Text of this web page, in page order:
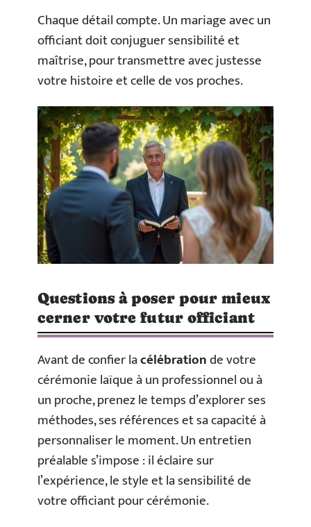
Chaque détail compte. Un mariage avec un
officiant doit conjuguer sensibilité et
maîtrise, pour transmettre avec justesse
votre histoire et celle de vos proches.
Questions à poser pour mieux
cerner votre futur officiant
Avant de confier lacélébrationde votre
cérémonie laïque à un professionnel ou à
un proche, prenez le temps d’explorer ses
méthodes, ses références et sa capacité à
personnaliser le moment. Un entretien
préalable s’impose : il éclaire sur
l’expérience, le style et la sensibilité de
votre officiant pour cérémonie.